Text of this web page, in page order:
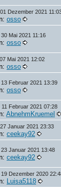
Dezember 2021
osso
30 Mai 2021 11:16
osso
Mai 2021 12:02
osso
13 Februar 2021 13:39
osso
11 Februar 2021 07:28
AbnehmKruemel
Januar 2021 23:33
ceekay92
23 Januar 2021 13:48
ceekay92
19 Dezember 2020
Luisa5118